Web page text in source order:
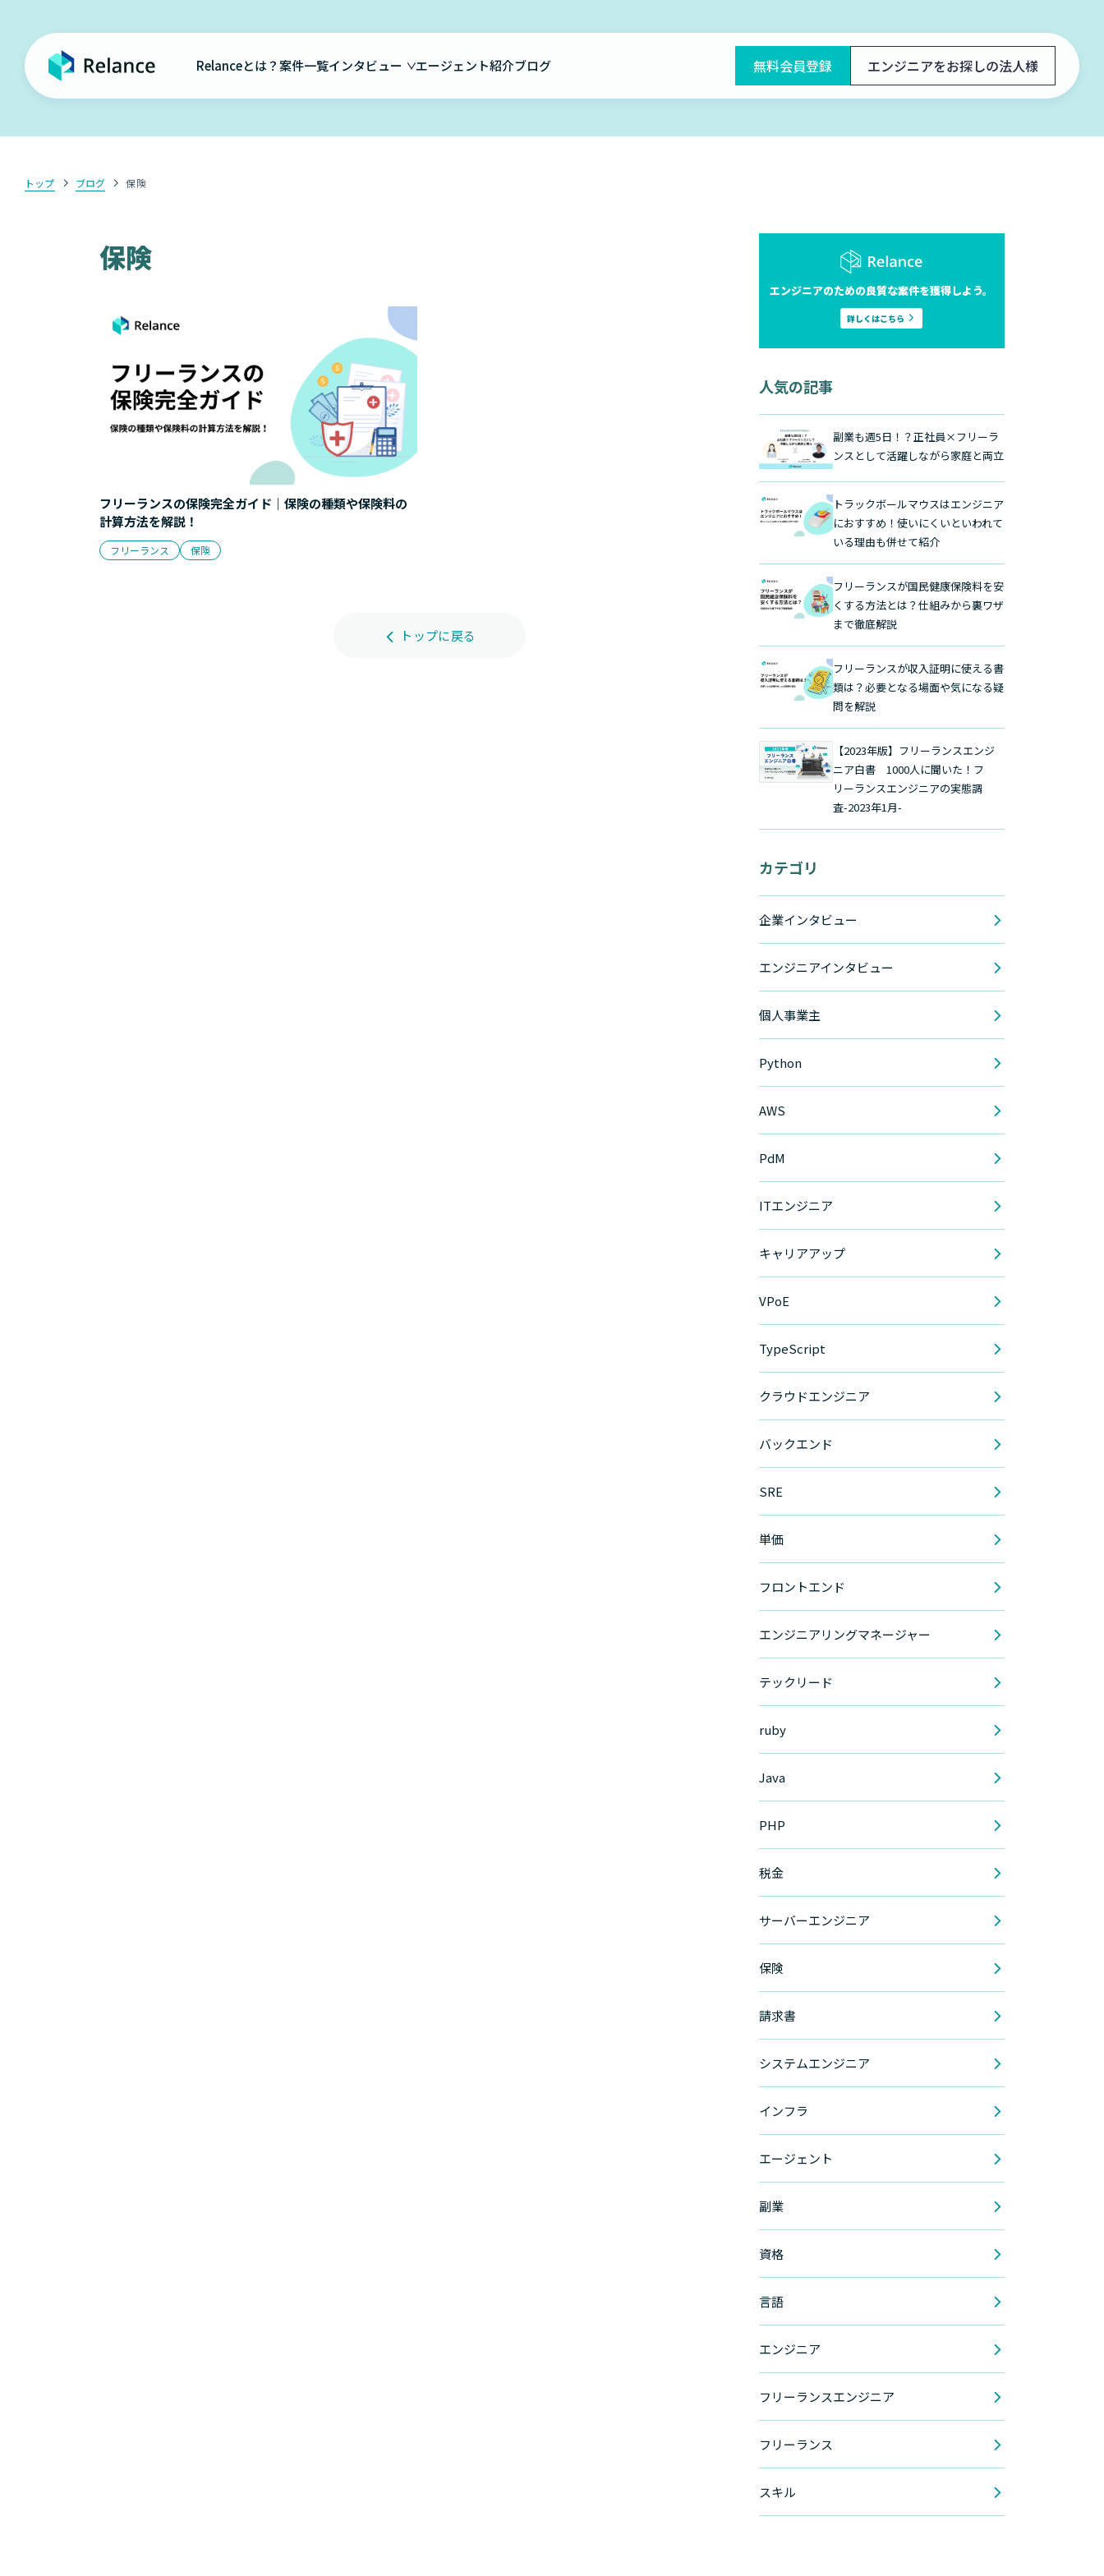
Relanceとは？案件一覧インタビュー エージェント紹介ブログ 無料会員登録 エンジニアをお探しの法人様
トップ ブログ 保険
保険
フリーランスの保険完全ガイド｜保険の種類や保険料の
計算方法を解説！
フリーランス 保険
トップに戻る
エンジニアのための良質な案件を獲得しよう。
詳しくはこちら
人気の記事
副業も週5日！？正社員×フリーラ
ンスとして活躍しながら家庭と両立
トラックボールマウスはエンジニア
におすすめ！使いにくいといわれて
いる理由も併せて紹介
フリーランスが国民健康保険料を安
くする方法とは？仕組みから裏ワザ
まで徹底解説
フリーランスが収入証明に使える書
類は？必要となる場面や気になる疑
問を解説
【2023年版】フリーランスエンジ
ニア白書 1000人に聞いた！フ
リーランスエンジニアの実態調
査-2023年1月-
カテゴリ
企業インタビュー
エンジニアインタビュー
個人事業主
Python
AWS
PdM
ITエンジニア
キャリアアップ
VPoE
TypeScript
クラウドエンジニア
バックエンド
SRE
単価
フロントエンド
エンジニアリングマネージャー
テックリード
ruby
Java
PHP
税金
サーバーエンジニア
保険
請求書
システムエンジニア
インフラ
エージェント
副業
資格
言語
エンジニア
フリーランスエンジニア
フリーランス
スキル